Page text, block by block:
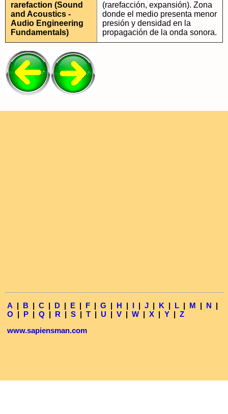
rarefaction (Sound
and Acoustics -
Audio Engineering
Fundamentals)
(rarefacción, expansión). Zona
donde el medio presenta menor
presión y densidad en la
propagación de la onda sonora.
A | B | C | D | E | F | G | H | I | J | K | L | M | N |
O | P | Q | R | S | T | U | V | W | X | Y | Z
www.sapiensman.com